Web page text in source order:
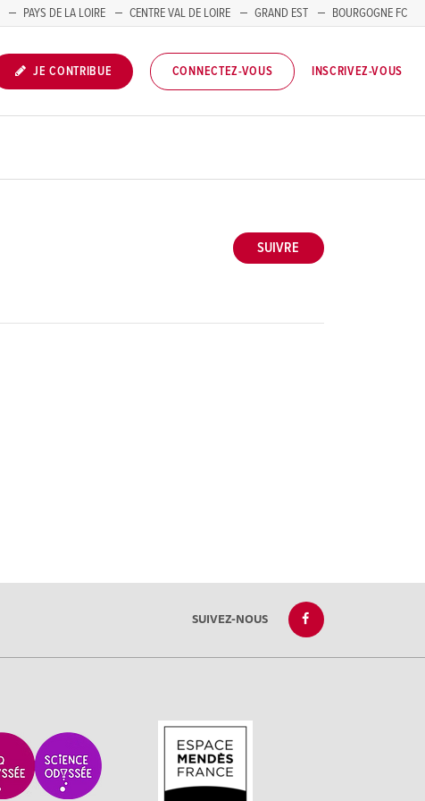
PAYS DE LA LOIRE CENTRE VAL DE LOIRE GRAND EST
BOURGOGNE FC
JE CONTRIBUE CONNECTEZ-VOUS INSCRIVEZ-VOUS
SUIVRE
SUIVEZ-NOUS